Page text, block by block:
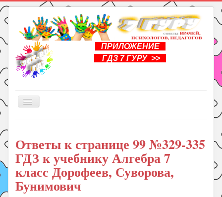
ПРИЛОЖЕНИЕ
ГДЗ 7 ГУРУ >>
Включить/
Книги
Рукоделие
Подготовка к школе
Уроки
Ответы к странице 99 №329-335
ГДЗ к учебнику Алгебра 7
класс Дорофеев, Суворова,
Бунимович